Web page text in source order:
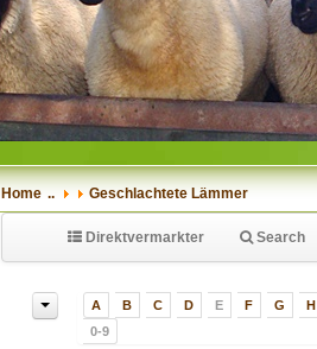
Home .. Geschlachtete Lämmer
Direktvermarkter Search
A B C D E F G H
0-9